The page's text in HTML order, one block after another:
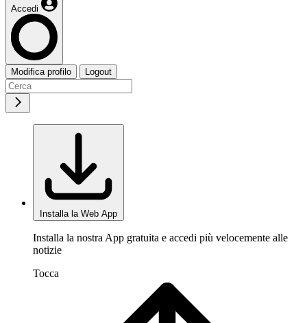
Accedi
Modifica profilo Logout
Installa la Web App
Installa la nostra App gratuita e accedi più velocemente alle
notizie
Tocca